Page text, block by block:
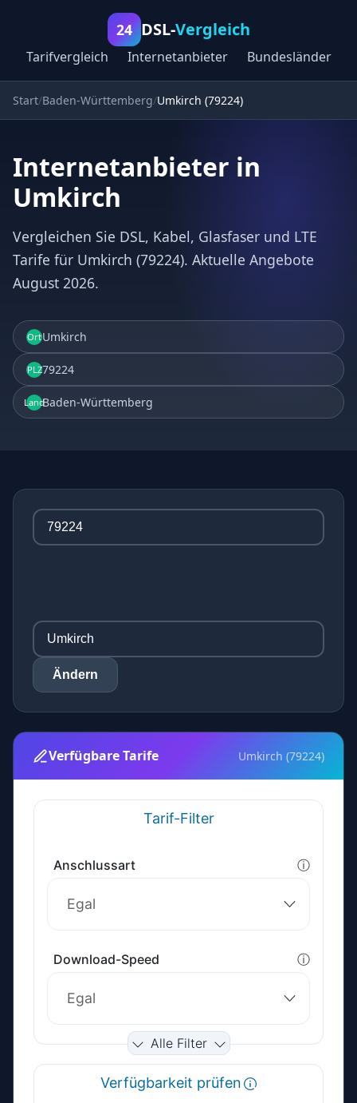
24 DSL-Vergleich
Tarifvergleich Internetanbieter Bundesländer
Start Baden-Württemberg Umkirch (79224)
Internetanbieter in
Umkirch
Vergleichen Sie DSL, Kabel, Glasfaser und LTE
Tarife für Umkirch (79224). Aktuelle Angebote
August 2026.
OrtUmkirch
PLZ79224
LandBaden-Württemberg
Ändern
Verfügbare Tarife Umkirch (79224)